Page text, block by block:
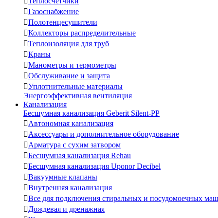
Газоснабжение
Полотенцесушители
Коллекторы распределительные
Теплоизоляция для труб
Краны
Манометры и термометры
Обслуживание и защита
Уплотнительные материалы
Энергоэффективная вентиляция
Канализация
Бесшумная канализация Geberit Silent-PP
Автономная канализация
Аксессуары и дополнительное оборудование
Арматура с сухим затвором
Бесшумная канализация Rehau
Бесшумная канализация Uponor Decibel
Вакуумные клапаны
Внутренняя канализация
Все для подключения стиральных и посудомоечных
Дождевая и дренажная